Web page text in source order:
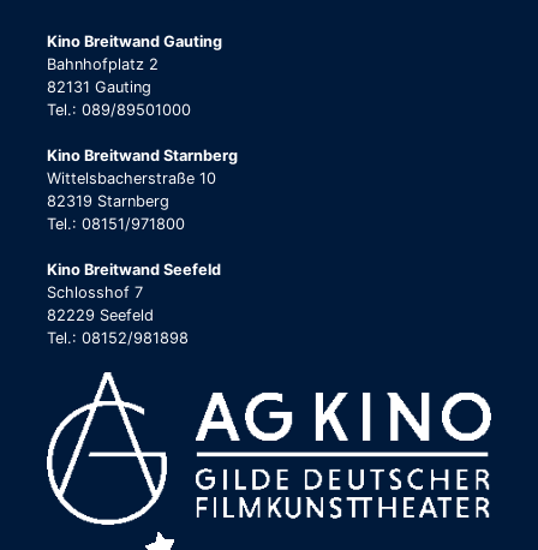
Kino Breitwand Gauting
Bahnhofplatz 2
82131 Gauting
Tel.: 089/89501000
Kino Breitwand Starnberg
Wittelsbacherstraße 10
82319 Starnberg
Tel.: 08151/971800
Kino Breitwand Seefeld
Schlosshof 7
82229 Seefeld
Tel.: 08152/981898